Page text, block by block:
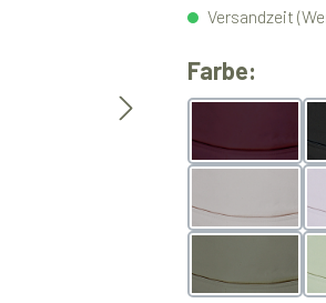
Versandzeit
Farbe:
Berry
Light Grey
Olive